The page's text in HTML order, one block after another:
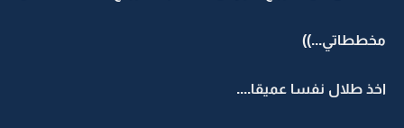
مخططاتي...))
اخذ طلال نفسا عميقا....